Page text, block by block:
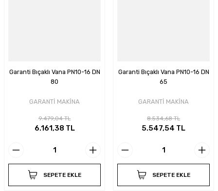
Garanti Bıçaklı Vana PN10-16 DN
80
GARANTİ MAKİNA
9.479,04 TL
6.161,38 TL
SEPETE EKLE
Garanti Bıçaklı Vana PN10-16 DN
65
GARANTİ MAKİNA
8.534,68 TL
5.547,54 TL
SEPETE EKLE